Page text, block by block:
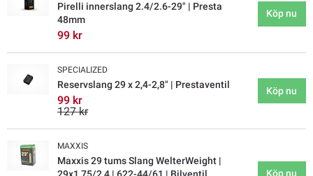
Pirelli innerslang 2.4/2.6-29" | Presta
48mm
99 kr
Köp nu
SPECIALIZED
Reservslang 29 x 2,4-2,8" | Prestaventil
99 kr
127 kr
Köp nu
MAXXIS
Maxxis 29 tums Slang WelterWeight |
Köp nu